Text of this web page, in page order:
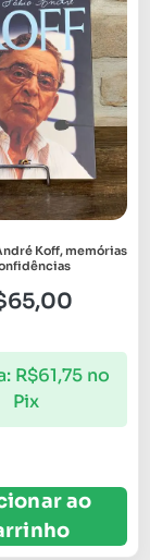
Koff, memórias
65,00
R$61,75 no
Pix
ao